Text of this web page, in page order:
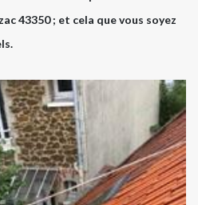
43350 ; et cela que vous soyez